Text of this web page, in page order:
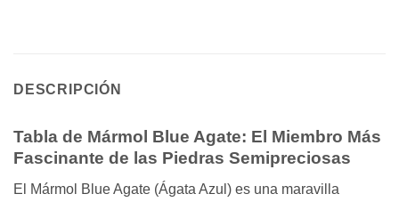
DESCRIPCIÓN
Tabla de Mármol Blue Agate: El Miembro Más
Fascinante de las Piedras Semipreciosas
El Mármol Blue Agate (Ágata Azul) es una maravilla